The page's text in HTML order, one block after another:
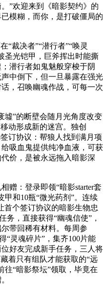
”欢迎来到《暗影契约》的
模糊，而你，是打破僵局的
“裁决者”“潜行者”“唤灵
圣光铠甲，巨斧挥出时能撕
潜行者如鬼魅般穿梭于阴
中倒下，但一旦暴露在强光
，召唤幽魂作战，可每一次
墟”的断壁会随月光角度改变
动形成新的迷宫。独创
订协议：帮狼人找到满月项
吸血鬼提供纯净血液，可获
价，是被永远拖入暗影深
赠：登录即领“暗影starter套
甲和10瓶“微光药剂”。连续
首个签订协议的暗影生物忠
务，直接获得“幽魂信使”，
带回稀有材料。每周参
“灵魂碎片”，集齐100片能
好友完成新手任务，三人将
着只有组队才能获取的“远
往“暗影祭坛”领取，毕竟在